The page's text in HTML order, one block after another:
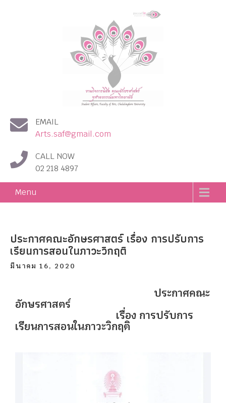
งานกิจการนิสิต คณะอักษร
ศาสตร์ จุฬาลงกรณ์
มหาวิทยาลัย
EMAIL
Arts.saf@gmail.com
CALL NOW
02 218 4897
Menu
ประกาศคณะอักษรศาสตร์ เรื่อง การปรับการ
เรียนการสอนในภาวะวิกฤติ
มีนาคม 16, 2020
ประกาศคณะ
อักษรศาสตร์
เรื่อง การปรับการ
เรียนการสอนในภาวะวิกฤติ